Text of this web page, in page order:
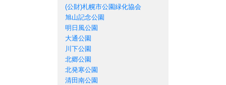
(公財)札幌市公園緑化協会
旭山記念公園
明日風公園
大通公園
川下公園
北郷公園
北発寒公園
清田南公園